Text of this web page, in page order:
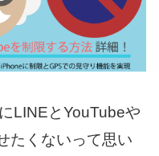
LINEとYouTubeや
たくないって思い